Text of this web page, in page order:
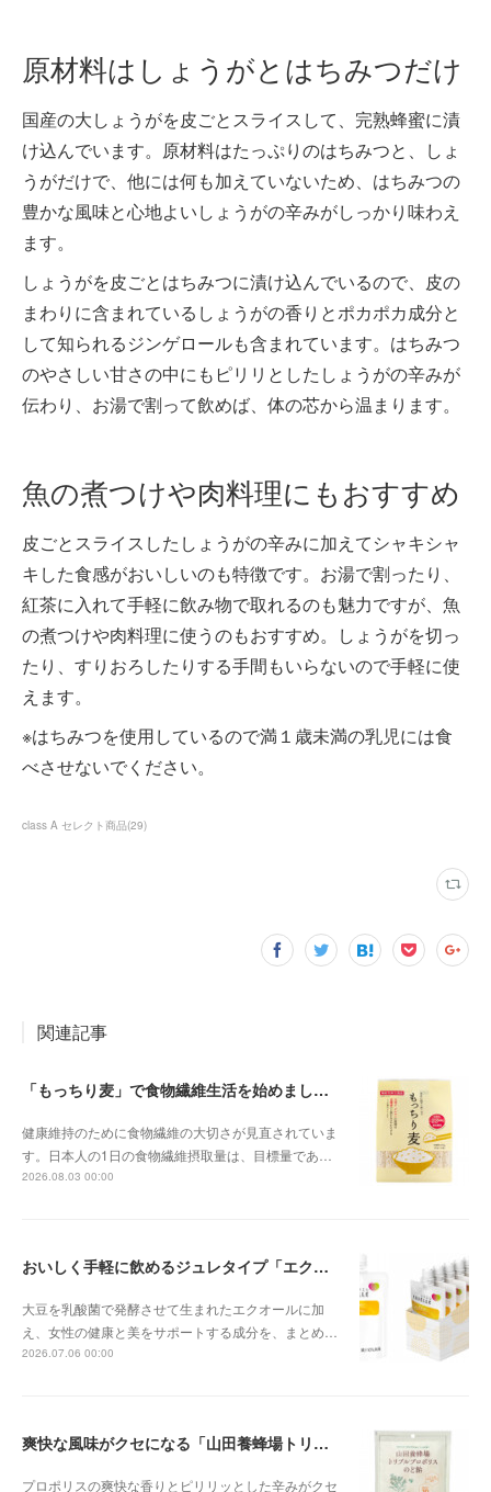
原材料はしょうがとはちみつだけ
国産の大しょうがを皮ごとスライスして、完熟蜂蜜に漬
け込んでいます。原材料はたっぷりのはちみつと、しょ
うがだけで、他には何も加えていないため、はちみつの
豊かな風味と心地よいしょうがの辛みがしっかり味わえ
ます。
しょうがを皮ごとはちみつに漬け込んでいるので、皮の
まわりに含まれているしょうがの香りとポカポカ成分と
して知られるジンゲロールも含まれています。はちみつ
のやさしい甘さの中にもピリリとしたしょうがの辛みが
伝わり、お湯で割って飲めば、体の芯から温まります。
魚の煮つけや肉料理にもおすすめ
皮ごとスライスしたしょうがの辛みに加えてシャキシャ
キした食感がおいしいのも特徴です。お湯で割ったり、
紅茶に入れて手軽に飲み物で取れるのも魅力ですが、魚
の煮つけや肉料理に使うのもおすすめ。しょうがを切っ
たり、すりおろしたりする手間もいらないので手軽に使
えます。
※はちみつを使用しているので満１歳未満の乳児には食
べさせないでください。
class A セレクト商品(29)
関連記事
「もっちり麦」で食物繊維生活を始めましょう
健康維持のために食物繊維の大切さが見直されていま
す。日本人の1日の食物繊維摂取量は、目標量であ…
2026.08.03 00:00
おいしく手軽に飲めるジュレタイプ「エクエル ジュレ」
大豆を乳酸菌で発酵させて生まれたエクオールに加
え、女性の健康と美をサポートする成分を、まとめ…
2026.07.06 00:00
爽快な風味がクセになる「山田養蜂場トリプルプロポリスのど飴」
プロポリスの爽快な香りとピリリッとした辛みがクセ